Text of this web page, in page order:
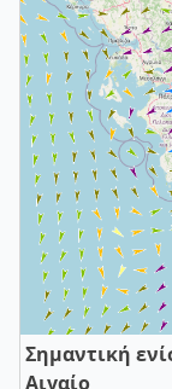
Σημαντική
Αιγαίο